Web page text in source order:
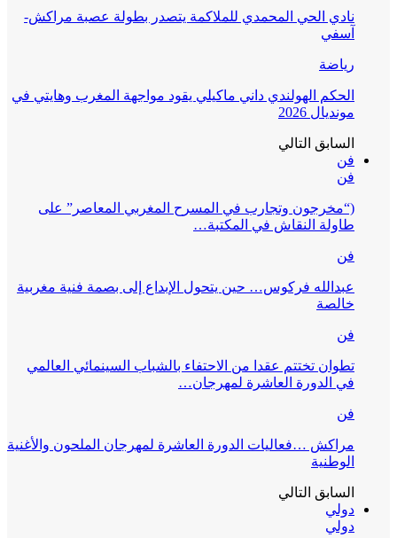
نادي الحي المحمدي للملاكمة يتصدر بطولة عصبة مراكش-
آسفي
رياضة
الحكم الهولندي داني ماكيلي يقود مواجهة المغرب وهايتي في
مونديال 2026
السابق التالي
فن
فن
(“مخرجون وتجارب في المسرح المغربي المعاصر” على
طاولة النقاش في المكتبة…
فن
عبدالله فركوس… حين يتحول الإبداع إلى بصمة فنية مغربية
خالصة
فن
تطوان تختتم عقدا من الاحتفاء بالشباب السينمائي العالمي
في الدورة العاشرة لمهرجان…
فن
مراكش …فعاليات الدورة العاشرة لمهرجان الملحون والأغنية
الوطنية
السابق التالي
دولي
دولي